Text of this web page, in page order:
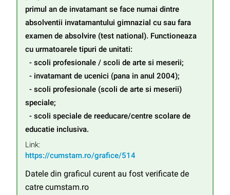
primul an de invatamant se face numai dintre
absolventii invatamantului gimnazial cu sau fara
examen de absolvire (test national). Functioneaza
cu urmatoarele tipuri de unitati:
speciale;
educatie inclusiva.
Link:
https://cumstam.ro/grafice/514
Datele din graficul curent au fost verificate de
catre cumstam.ro